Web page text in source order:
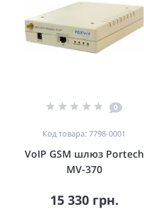
0
Код товара: 7798-0001
VoIP GSM шлюз Portech
MV-370
15 330 грн.